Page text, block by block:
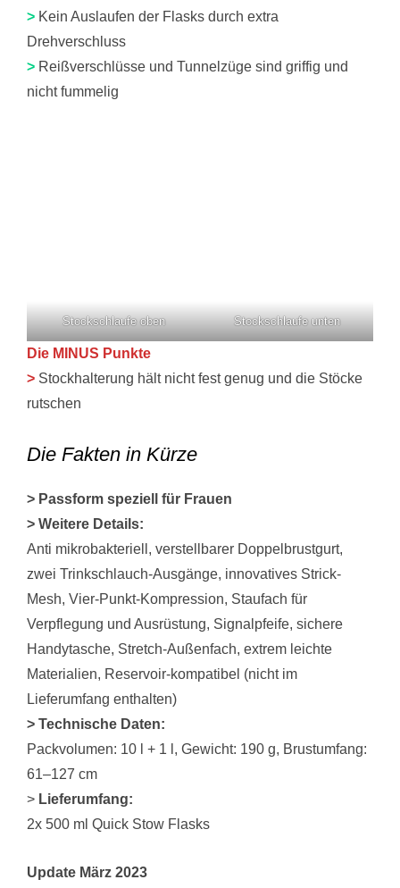
> Kein Auslaufen der Flasks durch extra
Drehverschluss
> Reißverschlüsse und Tunnelzüge sind griffig und
nicht fummelig
Stockschlaufe oben Stockschlaufe unten
Die MINUS Punkte
> Stockhalterung hält nicht fest genug und die Stöcke
rutschen
Die Fakten in Kürze
> Passform speziell für Frauen
> Weitere Details:
Anti mikrobakteriell, verstellbarer Doppelbrustgurt,
zwei Trinkschlauch-Ausgänge, innovatives Strick-
Mesh, Vier-Punkt-Kompression, Staufach für
Verpflegung und Ausrüstung, Signalpfeife, sichere
Handytasche, Stretch-Außenfach, extrem leichte
Materialien, Reservoir-kompatibel (nicht im
Lieferumfang enthalten)
> Technische Daten:
Packvolumen: 10 l + 1 l, Gewicht: 190 g, Brustumfang:
61–127 cm
> Lieferumfang:
2x 500 ml Quick Stow Flasks
Update März 2023